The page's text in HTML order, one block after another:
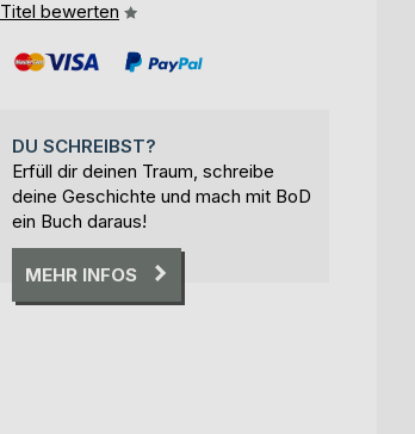
Titel bewerten
DU SCHREIBST?
Erfüll dir deinen Traum, schreibe
deine Geschichte und mach mit BoD
ein Buch daraus!
MEHR INFOS